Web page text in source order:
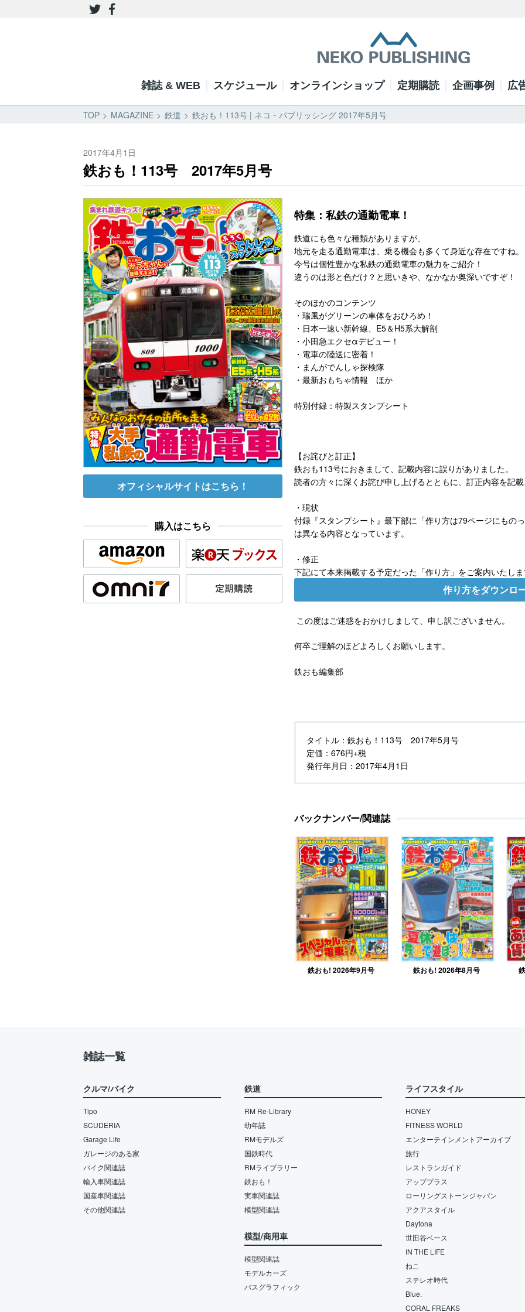
雑誌 & WEB スケジュール オンラインショップ 定期購読 企画事例 広
TOP MAGAZINE 鉄道 鉄おも！113号 | ネコ・パブリッシング 2017年5月号
2017年4月1日
鉄おも！113号 2017年5月号
オフィシャルサイトはこちら！
購入はこちら
特集：私鉄の通勤電車！
鉄道にも色々な種類がありますが、
地元を走る通勤電車は、乗る機会も多くて身近な存在ですね。
今号は個性豊かな私鉄の通勤電車の魅力をご紹介！
違うのは形と色だけ？と思いきや、なかなか奥深いですぞ！
そのほかのコンテンツ
・瑞風がグリーンの車体をおひろめ！
・日本一速い新幹線、E5＆H5系大解剖
・小田急エクセαデビュー！
・電車の陸送に密着！
・まんがでんしゃ探検隊
・最新おもちゃ情報 ほか
特別付録：特製スタンプシート
【お詫びと訂正】
鉄おも113号におきまして、記載内容に誤りがありました。
読者の方々に深くお詫び申し上げるとともに、訂正内容を記載
・現状
付録『スタンプシート』最下部に「作り方は79ページにもの
は異なる内容となっています。
・修正
下記にて本来掲載する予定だった「作り方」をご案内いたしま
作り方をダウンロ
この度はご迷惑をおかけしまして、申し訳ございません。
何卒ご理解のほどよろしくお願いします。
鉄おも編集部
タイトル： 鉄おも！113号 2017年5月号
定価： 676円+税
発行年月日： 2017年4月1日
バックナンバー/関連誌
鉄おも! 2026年9月号 鉄おも! 2026年8月号
雑誌一覧
クルマ/バイク
Tipo
SCUDERIA
Garage Life
ガレージのある家
バイク関連誌
輸入車関連誌
国産車関連誌
その他関連誌
鉄道
RM Re-Library
幼年誌
RMモデルズ
国鉄時代
RMライブラリー
鉄おも！
実車関連誌
模型関連誌
模型/商用車
模型関連誌
モデルカーズ
バスグラフィック
ライフスタイル
HONEY
FITNESS WORLD
エンターテインメントアーカイブ
旅行
レストランガイド
アッププラス
ローリングストーンジャパン
アクアスタイル
Daytona
世田谷ベース
IN THE LIFE
ねこ
ステレオ時代
Blue.
CORAL FREAKS